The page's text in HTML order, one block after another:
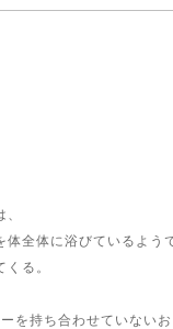
体全体に浴びているよう
る。
を持ち合わせていない